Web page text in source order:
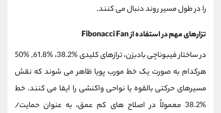
را در طول مسیر روند دنبال می‌ کنند.
تزارهای مهم در استفاده از Fibonacci Fan
در ساختار فیبوناچی بادبزن، ترازهای کلیدی %38.2، %61.8, %50
هرکدام به صورت یک خط مورب پویا ظاهر می ‌شوند که نقش
مسیرهای حرکتی بالقوه یا نواحی واکنشی را ایفا می کنند. خط
%38.2 معمولاً در اصلاح‌ های کم عمق، به عنوان حمایت/